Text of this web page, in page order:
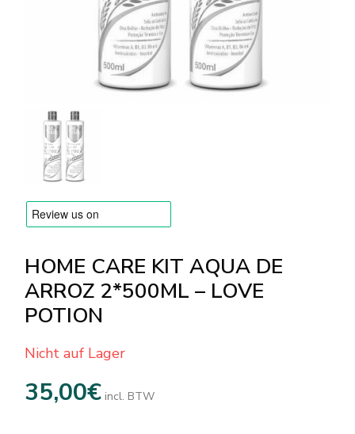
Versandarten & Zahlungsarten
HOME CARE KIT AQUA DE
ARROZ 2*500ML – LOVE
POTION
Nicht auf Lager
35,00€ incl. BTW